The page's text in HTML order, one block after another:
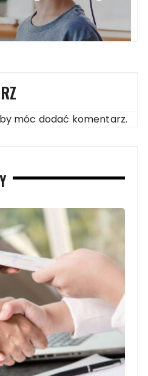
móc dodać komentarz.